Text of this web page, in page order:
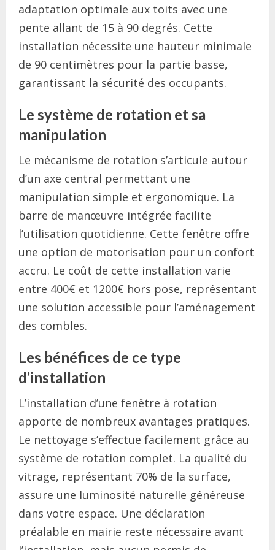
adaptation optimale aux toits avec une
pente allant de 15 à 90 degrés. Cette
installation nécessite une hauteur minimale
de 90 centimètres pour la partie basse,
garantissant la sécurité des occupants.
Le système de rotation et sa
manipulation
Le mécanisme de rotation s’articule autour
d’un axe central permettant une
manipulation simple et ergonomique. La
barre de manœuvre intégrée facilite
l’utilisation quotidienne. Cette fenêtre offre
une option de motorisation pour un confort
accru. Le coût de cette installation varie
entre 400€ et 1200€ hors pose, représentant
une solution accessible pour l’aménagement
des combles.
Les bénéfices de ce type
d’installation
L’installation d’une fenêtre à rotation
apporte de nombreux avantages pratiques.
Le nettoyage s’effectue facilement grâce au
système de rotation complet. La qualité du
vitrage, représentant 70% de la surface,
assure une luminosité naturelle généreuse
dans votre espace. Une déclaration
préalable en mairie reste nécessaire avant